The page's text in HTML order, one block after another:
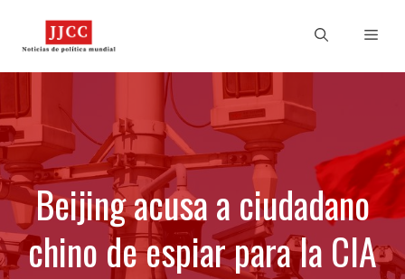
Beijing acusa a ciudadano
chino de espiar para la CIA